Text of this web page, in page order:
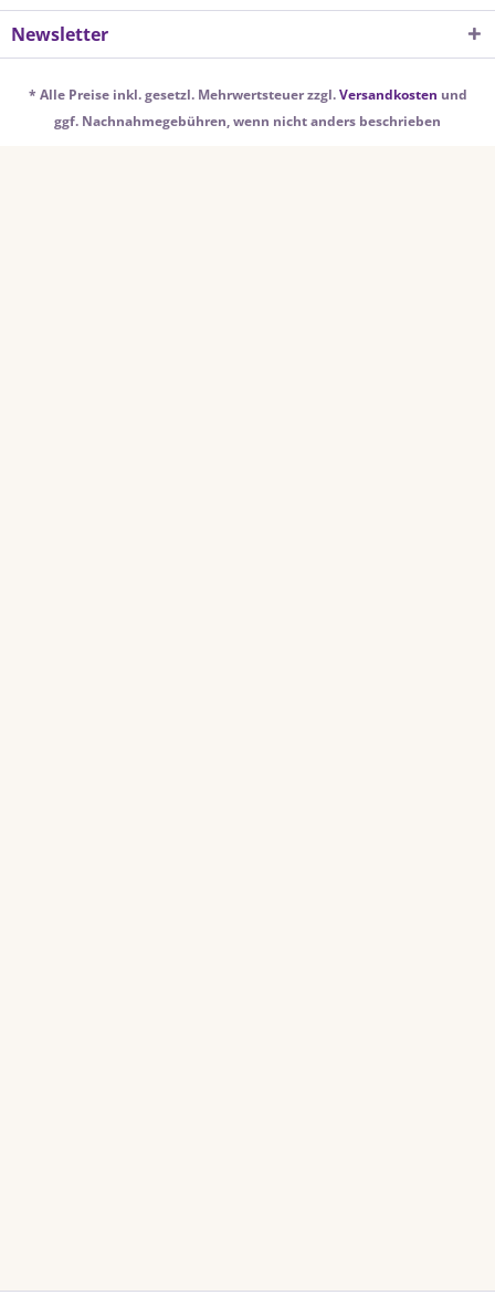
Newsletter
* Alle Preise inkl. gesetzl. Mehrwertsteuer zzgl.Versandkosten und
ggf. Nachnahmegebühren, wenn nicht anders beschrieben